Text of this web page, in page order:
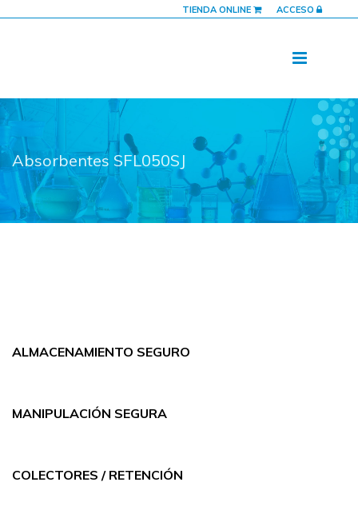
TIENDA ONLINE ACCESO
Absorbentes SFL050SJ
ALMACENAMIENTO SEGURO
MANIPULACIÓN SEGURA
COLECTORES / RETENCIÓN